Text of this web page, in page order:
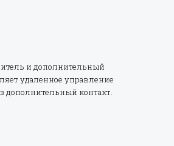
и дополнительный
удаленное управление
дополнительный контакт.